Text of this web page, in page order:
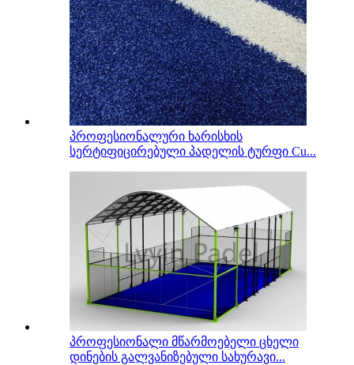
პროფესიონალური ხარისხის
სერტიფიცირებული პადელის ტურფი Cu...
პროფესიონალი მწარმოებელი ცხელი
დინების გალვანიზებული სახურავი...